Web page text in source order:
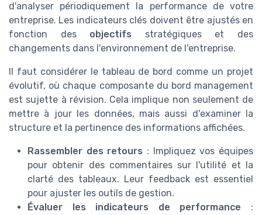
d'analyser périodiquement la performance de votre
entreprise. Les indicateurs clés doivent être ajustés en
fonction des objectifs stratégiques et des
changements dans l'environnement de l'entreprise.
Il faut considérer le tableau de bord comme un projet
évolutif, où chaque composante du bord management
est sujette à révision. Cela implique non seulement de
mettre à jour les données, mais aussi d'examiner la
structure et la pertinence des informations affichées.
Rassembler des retours : Impliquez vos équipes
pour obtenir des commentaires sur l'utilité et la
clarté des tableaux. Leur feedback est essentiel
pour ajuster les outils de gestion.
Évaluer les indicateurs de performance :